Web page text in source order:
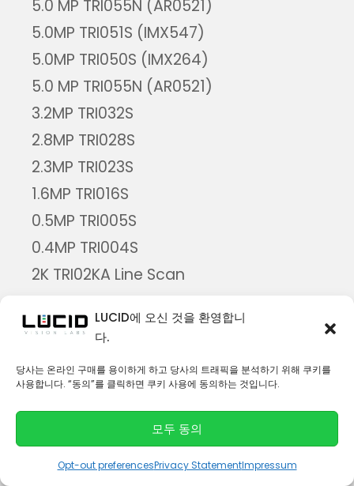
LUCID에 오신 것을 환영합니
다.
당사는 온라인 구매를 용이하게 하고 당사의 트래픽을 분석하기 위해 쿠키를
사용합니다. “동의”를 클릭하면 쿠키 사용에 동의하는 것입니다.
모두 동의
Opt-out preferencesPrivacy StatementImpressum
5.0 MP TRI055N (AR0521)
5.0MP TRI051S (IMX547)
5.0MP TRI050S (IMX264)
5.0 MP TRI055N (AR0521)
3.2MP TRI032S
2.8MP TRI028S
2.3MP TRI023S
1.6MP TRI016S
0.5MP TRI005S
0.4MP TRI004S
2K TRI02KA Line Scan
Atlas 5GigE PoE 카메라
31.4MP ATL314S
19.6MP ATL196S
8.9MP ATL089S
7.1MP ATL071S